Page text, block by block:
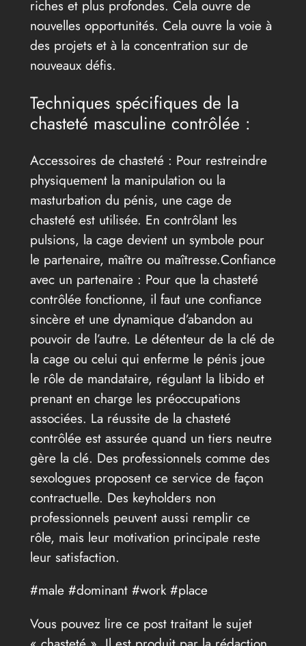
riches et plus profondes. Cela ouvre de
nouvelles opportunités. Cela ouvre la voie à
des projets et à la concentration sur de
nouveaux défis.
Techniques spécifiques de la
chasteté masculine contrôlée :
Accessoires de chasteté : Pour restreindre
physiquement la manipulation ou la
masturbation du pénis, une cage de
chasteté est utilisée. En contrôlant les
pulsions, la cage devient un symbole pour
le partenaire, maître ou maîtresse.Confiance
avec un partenaire : Pour que la chasteté
contrôlée fonctionne, il faut une confiance
sincère et une dynamique d’abandon au
pouvoir de l’autre. Le détenteur de la clé de
la cage ou celui qui enferme le pénis joue
le rôle de mandataire, régulant la libido et
prenant en charge les préoccupations
associées. La réussite de la chasteté
contrôlée est assurée quand un tiers neutre
gère la clé. Des professionnels comme des
sexologues proposent ce service de façon
contractuelle. Des keyholders non
professionnels peuvent aussi remplir ce
rôle, mais leur motivation principale reste
leur satisfaction.
#male #dominant #work #place
Vous pouvez lire ce post traitant le sujet